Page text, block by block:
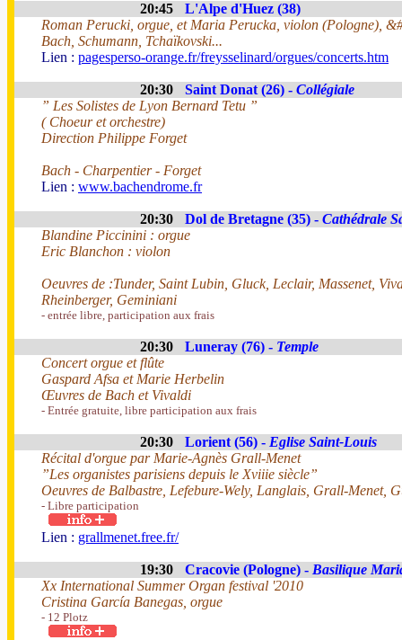
20:45
L'Alpe d'Huez (38)
Roman Perucki, orgue, et Maria Perucka, violon (Pologne),
Bach, Schumann, Tchaïkovski...
Lien : pagesperso-orange.fr/freysselinard/orgues/concerts.htm
20:30 Saint Donat (26) - Collégiale
” Les Solistes de Lyon Bernard Tetu ”
( Choeur et orchestre)
Direction Philippe Forget
Bach - Charpentier - Forget
Lien : www.bachendrome.fr
20:30 Dol de Bretagne (35) - Cathédrale
Blandine Piccinini : orgue
Eric Blanchon : violon
Oeuvres de :Tunder, Saint Lubin, Gluck, Leclair, Massenet,
Rheinberger, Geminiani
- entrée libre, participation aux frais
20:30 Luneray (76) - Temple
Concert orgue et flûte
Gaspard Afsa et Marie Herbelin
Œuvres de Bach et Vivaldi
- Entrée gratuite, libre participation aux frais
20:30 Lorient (56) - Eglise Saint-Louis
Récital d'orgue par Marie-Agnès Grall-Menet
”Les organistes parisiens depuis le Xviiie siècle”
Oeuvres de Balbastre, Lefebure-Wely, Langlais, Grall-Menet,
- Libre participation
Lien : grallmenet.free.fr/
19:30 Cracovie (Pologne) - Basilique
Xx International Summer Organ festival '2010
Cristina García Banegas, orgue
- 12 Plotz